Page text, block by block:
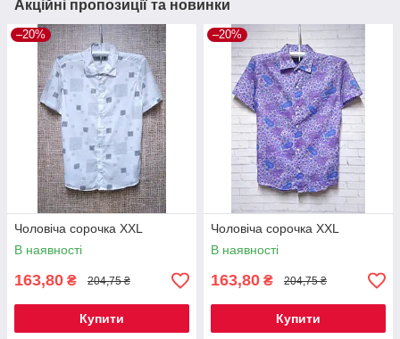
Акційні пропозиції та новинки
–20%
Чоловіча сорочка XXL
В наявності
163,80 ₴ 204,75 ₴
Купити
–20%
Чоловіча сорочка XXL
В наявності
163,80 ₴ 204,75 ₴
Купити